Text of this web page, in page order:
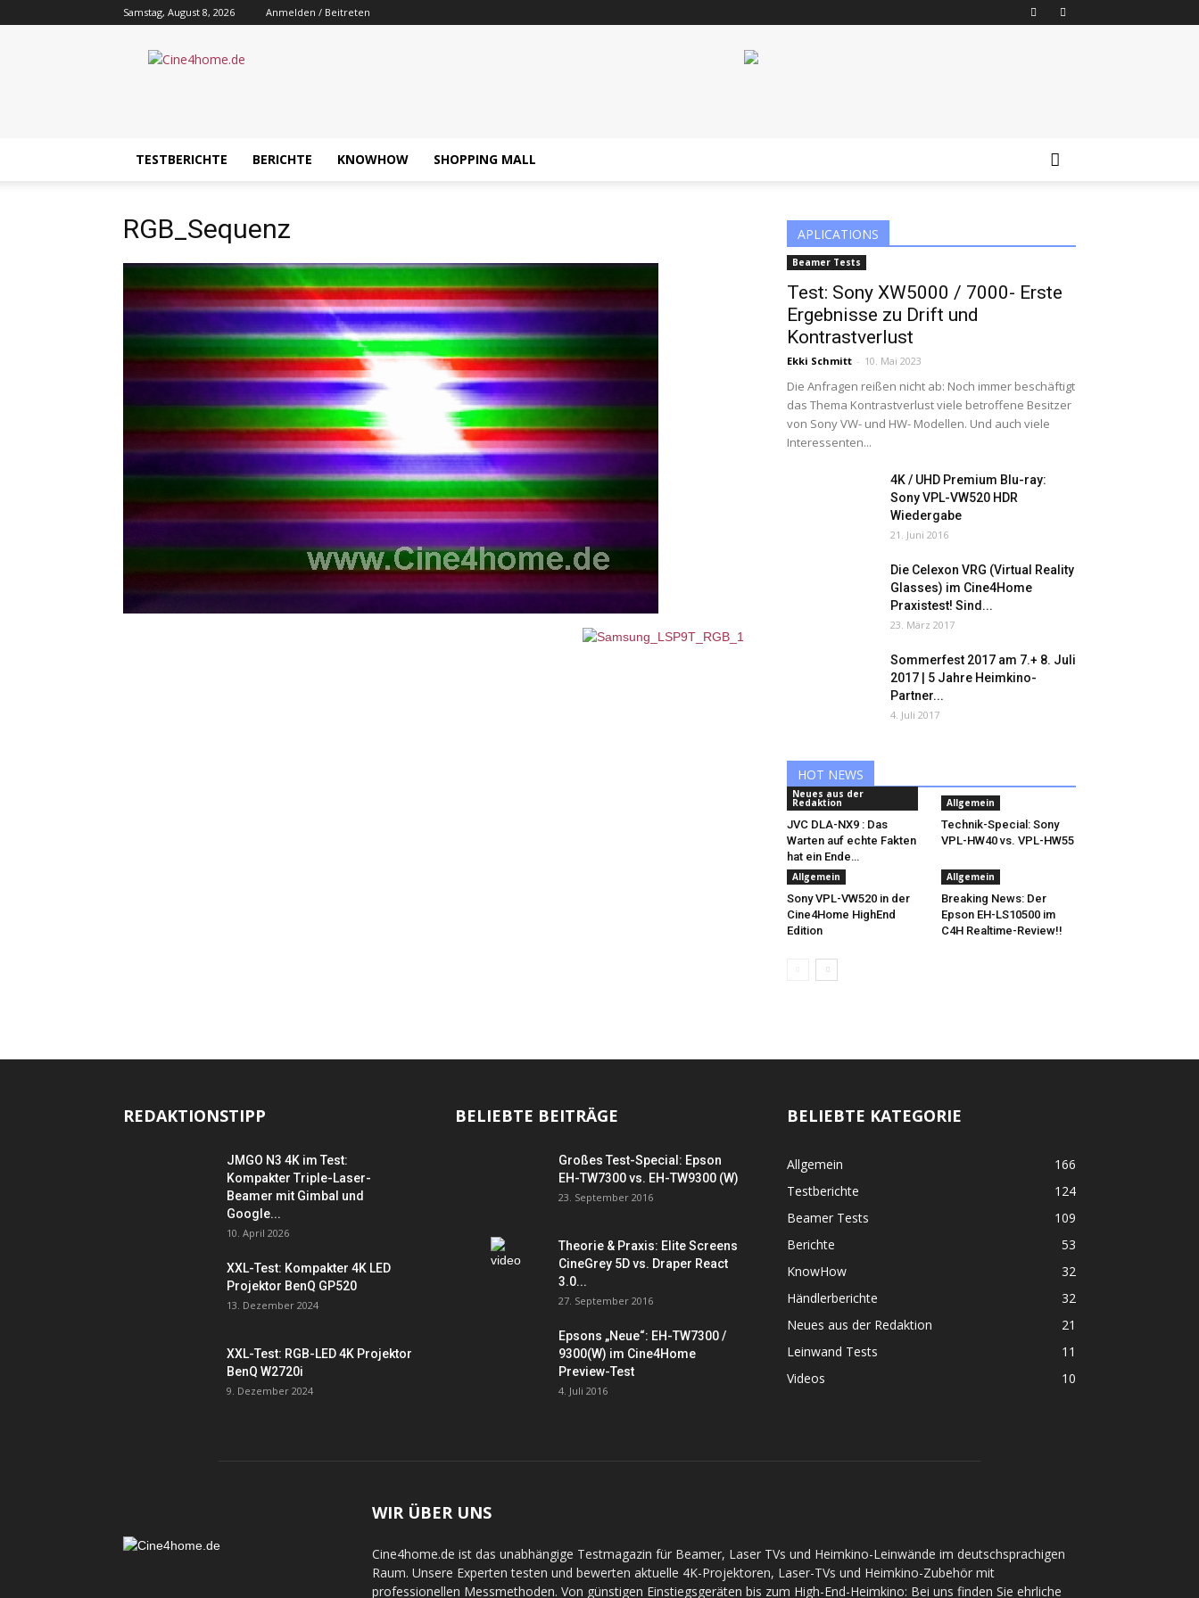
Samstag, August 8, 2026 Anmelden / Beitreten
Cine4home.de
TESTBERICHTE BERICHTE KNOWHOW SHOPPING MALL
RGB_Sequenz APLICATIONS
Beamer Tests
Test: Sony XW5000 / 7000- Erste
Ergebnisse zu Drift und
Kontrastverlust
Ekki Schmitt - 10. Mai 2023
Die Anfragen reißen nicht ab: Noch immer beschäftigt
das Thema Kontrastverlust viele betroffene Besitzer
von Sony VW- und HW- Modellen. Und auch viele
Interessenten...
4K / UHD Premium Blu-ray:
Sony VPL-VW520 HDR
Wiedergabe
21. Juni 2016
Die Celexon VRG (Virtual Reality
Glasses) im Cine4Home
Praxistest! Sind...
23. März 2017
Sommerfest 2017 am 7.+ 8. Juli
2017 | 5 Jahre Heimkino-
Partner...
4. Juli 2017
HOT NEWS
Neues aus der
Redaktion
JVC DLA-NX9 : Das
Warten auf echte Fakten
hat ein Ende…
Allgemein
Technik-Special: Sony
VPL-HW40 vs. VPL-HW55
Allgemein
Sony VPL-VW520 in der
Cine4Home HighEnd
Edition
Allgemein
Breaking News: Der
Epson EH-LS10500 im
C4H Realtime-Review!!
REDAKTIONSTIPP
JMGO N3 4K im Test:
Kompakter Triple-Laser-
Beamer mit Gimbal und
Google...
10. April 2026
XXL-Test: Kompakter 4K LED
Projektor BenQ GP520
13. Dezember 2024
XXL-Test: RGB-LED 4K Projektor
BenQ W2720i
9. Dezember 2024
BELIEBTE BEITRÄGE
Großes Test-Special: Epson
EH-TW7300 vs. EH-TW9300 (W)
23. September 2016
Theorie & Praxis: Elite Screens
CineGrey 5D vs. Draper React
3.0...
27. September 2016
Epsons „Neue“: EH-TW7300 /
9300(W) im Cine4Home
Preview-Test
4. Juli 2016
BELIEBTE KATEGORIE
Allgemein
166
Testberichte
124
Beamer Tests
109
Berichte
53
KnowHow
32
Händlerberichte
32
Neues aus der Redaktion
21
Leinwand Tests
11
Videos
10
WIR ÜBER UNS
Cine4home.de ist das unabhängige Testmagazin für Beamer, Laser TVs und Heimkino-Leinwände im deutschsprachigen
Raum. Unsere Experten testen und bewerten aktuelle 4K-Projektoren, Laser-TVs und Heimkino-Zubehör mit
professionellen Messmethoden. Von günstigen Einstiegsgeräten bis zum High-End-Heimkino: Bei uns finden Sie ehrliche